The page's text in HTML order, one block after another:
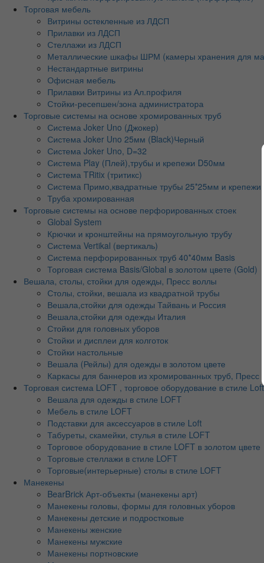
Торговая мебель
Витрины остекленные из ЛДСП
Прилавки из ЛДСП
Стеллажи из ЛДСП
Металлические шкафы ШРМ (камеры хранения для
Нестандартные витрины
Офисная мебель
Прилавки Витрины из Ал.профиля
Стойки-ресепшен/зона администратора
Торговые системы на основе хромированных труб
Система Joker Uno (Джокер)
Система Joker Uno 25мм (Black)Черный
Система Joker Uno, D=32
Система Play (Плей),трубы и крепежи D50мм
Система TRitix (тритикс)
Система Примо,квадратные трубы 25*25мм и крепежи
Труба хромированная
Торговые системы на основе перфорированных стоек
Global System
Крючки и кронштейны на прямоугольную трубу
Система Vertikal (вертикаль)
Система перфорированных труб 40*40мм Basis
Торговая система Basis/Global в золотом цвете (Gold)
Вешала, столы, стойки для одежды, Пресс воллы
Столы, стойки, вешала из квадратной трубы
Вешала,стойки для одежды Тайвань и Россия
Вешала,стойки для одежды Италия
Стойки для головных уборов
Стойки и дисплеи для колготок
Стойки настольные
Вешала (Рейлы) для одежды в золотом цвете
Каркасы для баннеров из хромированных труб, Пресс
Торговая система LOFT , торговое оборудование в стиле Loft
Вешала для одежды в стиле LOFT
Мебель в стиле LOFT
Подставки для аксессуаров в стиле Loft
Табуреты, скамейки, стулья в стиле LOFT
Торговое оборудование в стиле LOFT в золотом цвете
Торговые стеллажи в стиле LOFT
Торговые(интерьерные) столы в стиле LOFT
Манекены
BearBrick Арт-объекты (манекены арт)
Манекены головы, формы для головных уборов
Манекены детские и подростковые
Манекены женские
Манекены мужские
Манекены портновские